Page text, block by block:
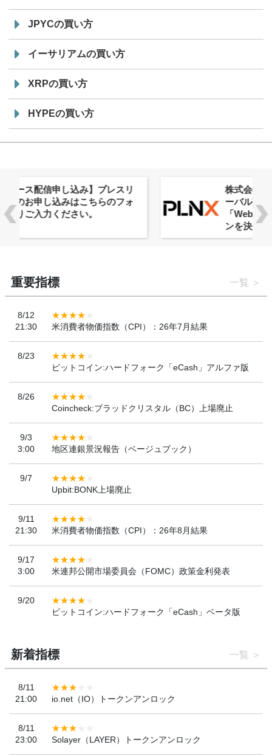
JPYCの買い方
イーサリアムの買い方
XRPの買い方
HYPEの買い方
株式会社PlnX、アジア最大級のグロ
ーバルWeb3カンファレンス
「WebX2026」とのコラボレーショ
重要指標 一覧
8/12
21:30
米消費者物価指数（CPI）：26年7月結果
8/23
ビットコイン:ハードフォーク「eCash」アルファ版
8/26
Coincheck:ブラッドクリスタル（BC）上場廃止
9/3
3:00
地区連銀景況報告（ベージュブック）
9/7
Upbit:BONK上場廃止
9/11
21:30
米消費者物価指数（CPI）：26年8月結果
9/17
3:00
米連邦公開市場委員会（FOMC）政策金利発表
9/20
ビットコイン:ハードフォーク「eCash」ベータ版
新着指標 一覧
8/11
21:00
io.net（IO）トークンアンロック
8/11
23:00
Solayer（LAYER）トークンアンロック